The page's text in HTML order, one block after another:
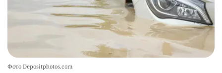
Фото Depositphotos.com